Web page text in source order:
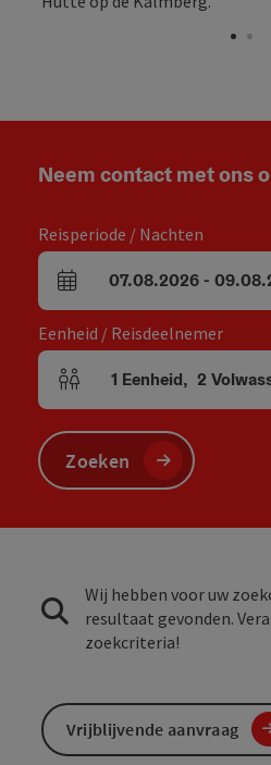
Neem contact met ons
Reisperiode / Nachten
Velden voor aankomst en
07.08.2026-
Eenheid / Reisdeelnemer
Aantal eenheden en
1 Eenheid, 2
Zoeken
Wij hebben voor uw
resultaat gevonden.
zoekcriteria!
Vrijblijvende aanvraag